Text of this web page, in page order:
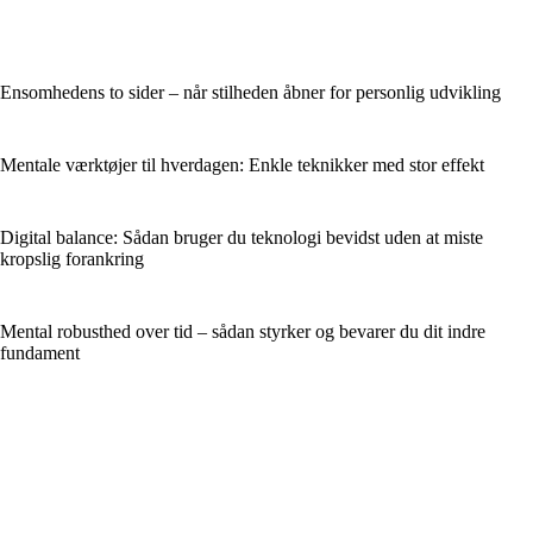
Ensomhedens to sider – når stilheden åbner for personlig udvikling
Mentale værktøjer til hverdagen: Enkle teknikker med stor effekt
Digital balance: Sådan bruger du teknologi bevidst uden at miste
kropslig forankring
Mental robusthed over tid – sådan styrker og bevarer du dit indre
fundament